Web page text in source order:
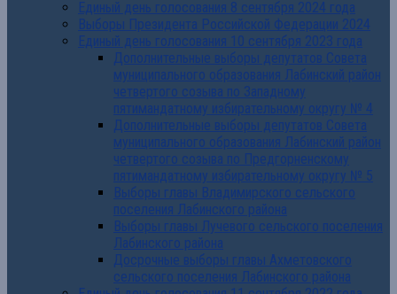
Единый день голосования 8 сентября 2024 года
Выборы Президента Российской Федерации 2024
Единый день голосования 10 сентября 2023 года
Дополнительные выборы депутатов Совета
муниципального образования Лабинский район
четвертого созыва по Западному
пятимандатному избирательному округу № 4
Дополнительные выборы депутатов Совета
муниципального образования Лабинский район
четвертого созыва по Предгорненскому
пятимандатному избирательному округу № 5
Выборы главы Владимирского сельского
поселения Лабинского района
Выборы главы Лучевого сельского поселения
Лабинского района
Досрочные выборы главы Ахметовского
сельского поселения Лабинского района